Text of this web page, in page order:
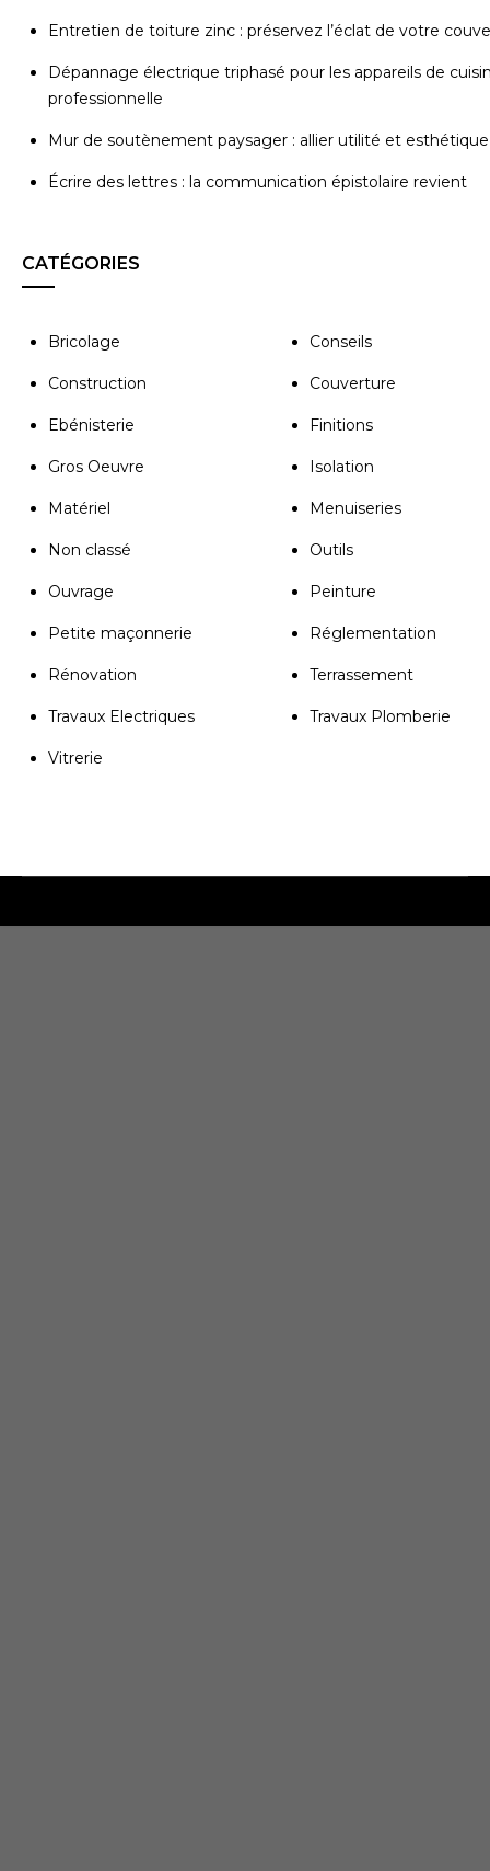
Entretien de toiture zinc : préservez l’éclat de votre
Dépannage électrique triphasé pour les appareils de
professionnelle
Mur de soutènement paysager : allier utilité et esthétique
Écrire des lettres : la communication épistolaire revient
CATÉGORIES
Bricolage Conseils
Construction Couverture
Ebénisterie Finitions
Gros Oeuvre Isolation
Matériel Menuiseries
Non classé Outils
Ouvrage Peinture
Petite maçonnerie Réglementation
Rénovation Terrassement
Travaux Electriques Travaux Plomberie
Vitrerie